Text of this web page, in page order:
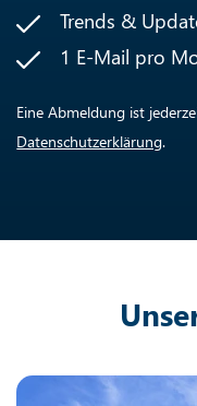
Trends &
1 E-Mail pro
Eine Abmeldung ist
Datenschutzerklärung.